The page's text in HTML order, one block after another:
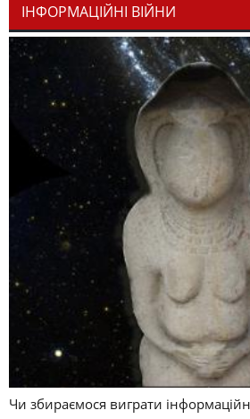
ІНФОРМАЦІЙНІ ВІЙНИ
Чи збираємося виграти